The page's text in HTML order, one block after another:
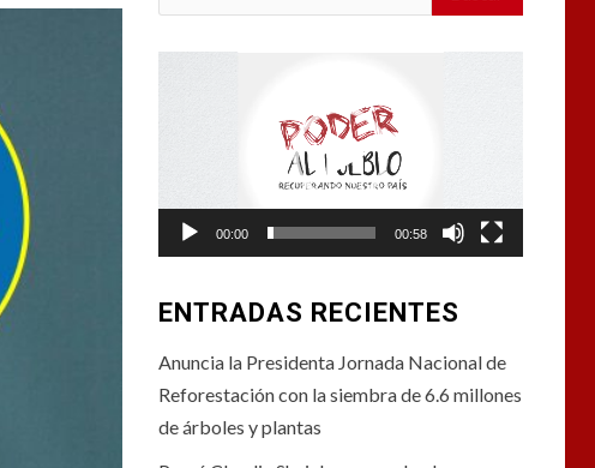
00:00 00:58
ENTRADAS RECIENTES
Anuncia la Presidenta Jornada Nacional de
Reforestación con la siembra de 6.6 millones
de árboles y plantas